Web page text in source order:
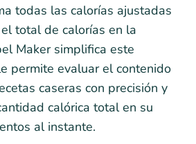
todas las calorías ajustadas
total de calorías en la
Maker simplifica este
permite evaluar el contenido
caseras con precisión y
calórica total en su
al instante.